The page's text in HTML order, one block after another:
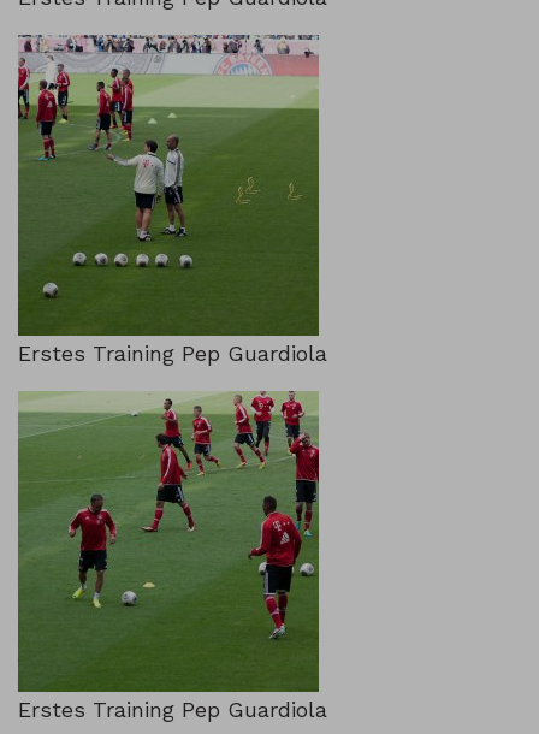
Erstes Training Pep Guardiola
Erstes Training Pep Guardiola